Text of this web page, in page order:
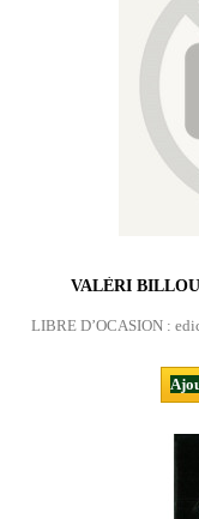
VALÈRI
LIBRE D’OCASION :